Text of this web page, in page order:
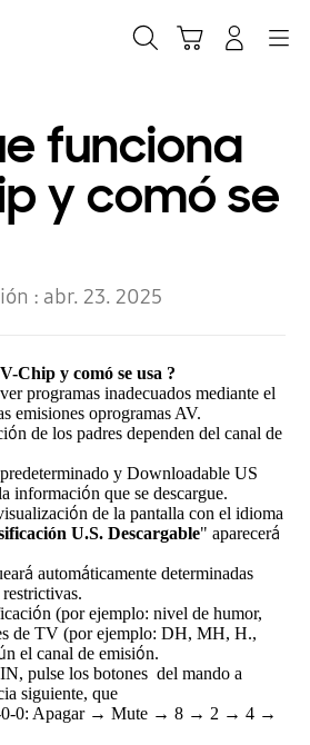
funciona
y comó se
: abr. 23. 2025
Chip y comó se usa ?
programas inadecuados mediante el
emisiones oprogramas AV.
ón de los padres dependen del canal de
predeterminado y Downloadable US
informaciónque se descargue.
ón de la pantalla con el idioma
U.S. Descargable" aparecerá
á automáticamente determinadas
restrictivas.
ón (por ejemplo: nivel de humor,
de TV (porejemplo: DH, MH, H.,
n el canal de emisión.
pulse los botones del mando a
siguiente, que
0: Apagar → Mute → 8 → 2 → 4 →